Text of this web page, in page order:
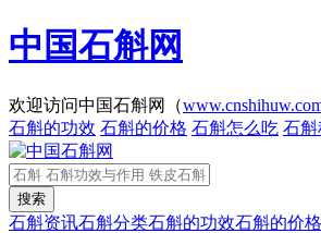
中国石斛网
欢迎访问中国石斛网（
石斛的功效 石斛的价格 石斛怎么吃 石斛
石斛资讯石斛分类石斛的功效石斛的价格